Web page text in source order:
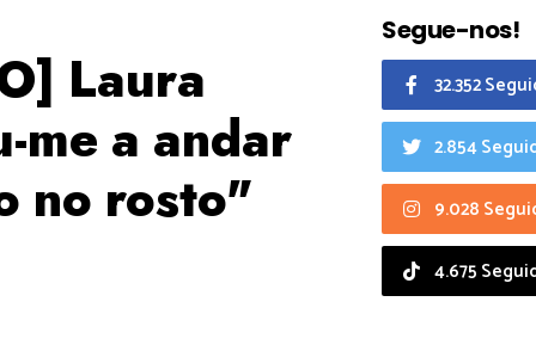
Laura
me a andar
no rosto"
Segue-nos!
32.352
2.854
9.028
4.675